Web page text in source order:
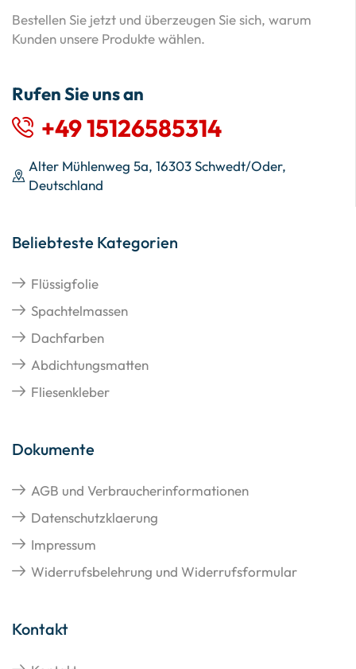
Bestellen Sie jetzt und überzeugen Sie sich, warum
Kunden unsere Produkte wählen.
Rufen Sie uns an
+49 15126585314
Alter Mühlenweg 5a, 16303 Schwedt/Oder,
Deutschland
Beliebteste Kategorien
Flüssigfolie
Spachtelmassen
Dachfarben
Abdichtungsmatten
Fliesenkleber
Dokumente
AGB und Verbraucherinformationen
Datenschutzklaerung
Impressum
Widerrufsbelehrung und Widerrufsformular
Kontakt